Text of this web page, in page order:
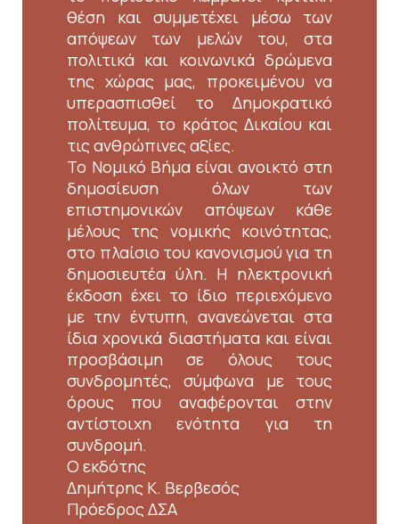
θέση και συμμετέχει μέσω των
απόψεων των μελών του, στα
πολιτικά και κοινωνικά δρώμενα
της χώρας μας, προκειμένου να
υπερασπισθεί το Δημοκρατικό
πολίτευμα, το κράτος Δικαίου και
τις ανθρώπινες αξίες.
Το Νομικό Βήμα είναι ανοικτό στη
δημοσίευση όλων των
επιστημονικών απόψεων κάθε
μέλους της νομικής κοινότητας,
στο πλαίσιο του κανονισμού για τη
δημοσιευτέα ύλη. Η ηλεκτρονική
έκδοση έχει το ίδιο περιεχόμενο
με την έντυπη, ανανεώνεται στα
ίδια χρονικά διαστήματα και είναι
προσβάσιμη σε όλους τους
συνδρομητές, σύμφωνα με τους
όρους που αναφέρονται στην
αντίστοιχη ενότητα για τη
συνδρομή.
Ο εκδότης
Δημήτρης Κ. Βερβεσός
Πρόεδρος ΔΣΑ